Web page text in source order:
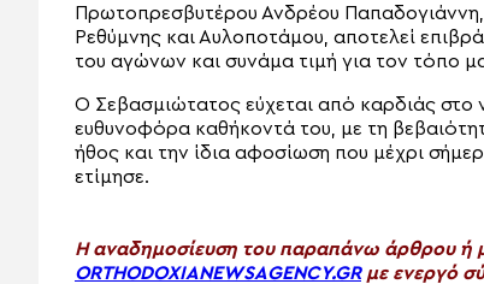
Πρωτοπρεσβυτέρου Ανδρέου
Ρεθύμνης και Αυλοποτάμου, αποτελεί
του αγώνων και συνάμα τιμή για τον τόπο
Ο Σεβασμιώτατος εύχεται από καρδιάς στο
ευθυνοφόρα καθήκοντά του, με τη
ήθος και την ίδια αφοσίωση που μέχρι
ετίμησε.
H αναδημοσίευση του παραπάνω άρθρου ή
ORTHODOXIANEWSAGENCY.GRμε ενεργό